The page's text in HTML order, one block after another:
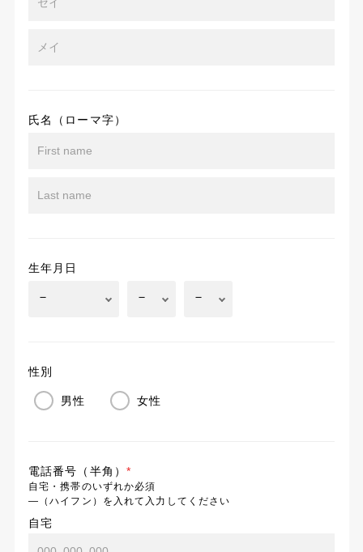
氏名（ローマ字）
生年月日
性別
男性 女性
電話番号（半角） *
自宅・携帯のいずれか必須
―（ハイフン）を入れて入力してください
自宅